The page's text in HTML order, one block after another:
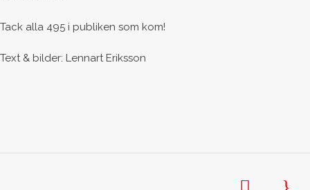
Tack alla 495 i publiken som kom!
Text & bilder: Lennart Eriksson